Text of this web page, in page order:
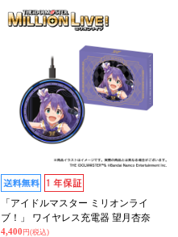
「アイドルマスター ミリオンライ
ブ！」 ワイヤレス充電器 望月杏奈
4,400 円(税込)